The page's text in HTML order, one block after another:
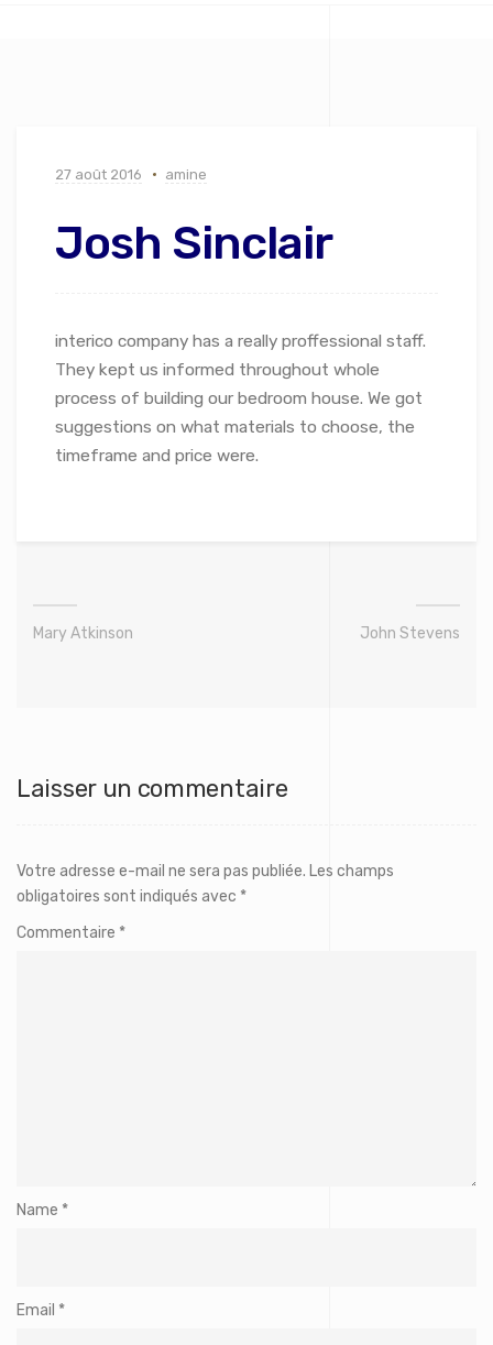
27 août 2016 amine
Josh Sinclair
interico company has a really proffessional staff.
They kept us informed throughout whole
process of building our bedroom house. We got
suggestions on what materials to choose, the
timeframe and price were.
Mary Atkinson John Stevens
Laisser un commentaire
Votre adresse e-mail ne sera pas publiée. Les champs
obligatoires sont indiqués avec *
Commentaire *
Name *
Email *